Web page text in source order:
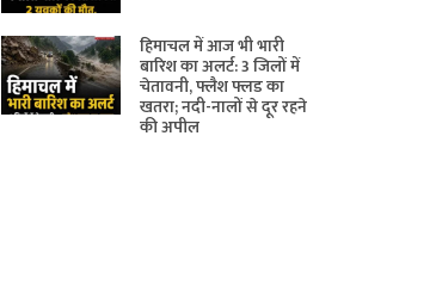
हिमाचल में आज भी भारी
बारिश का अलर्ट: 3 जिलों में
चेतावनी, फ्लैश फ्लड का
खतरा; नदी-नालों से दूर रहने
की अपील